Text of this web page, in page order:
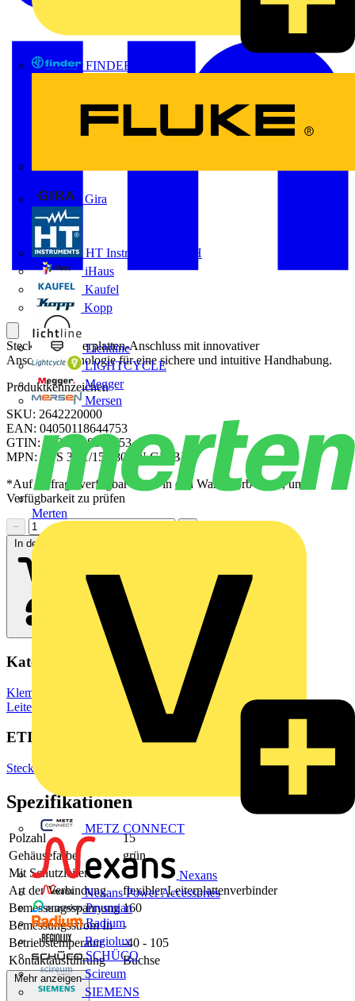
FINDER
Gira
HT Instruments GmbH
iHaus
Kaufel
Kopp
Lichtline
LIGHTCYCLE
Megger
Mersen
Merten
METZ CONNECT
Nexans
Nexans Power Accessories
Prysmian
Radium
Regiolux
SCHÜCO
Scireum
SIEMENS
Steckbarer Leiterplatten-Anschluss mit innovativer
Anschlusstechnologie für eine sichere und intuitive Handhabung.
Produktkennzeichen
SKU: 2642220000
EAN: 04050118644753
GTIN: 04050118644753
MPN: CPS 3.81/15/180 SN GN BX
*Auf Anfrage verfügbar - bitte in den Warenkorb legen, um
Verfügbarkeit zu prüfen
−
In den Warenkorb
Kategorien
Klemmen, Steckverbinder & Verbindungselemente
Leiterplattensteckverbinder
ETIM Group
Steckverbinder
Spezifikationen
Polzahl
15
Gehäusefarbe
grün
Mit Schutzleiter
-
Art der Verbindung
flexibler Leiterplattenverbinder
Bemessungsspannung 160
Bemessungsstrom In
-
Betriebstemperatur
-40 - 105
Kontaktausführung
Buchse
Mehr anzeigen